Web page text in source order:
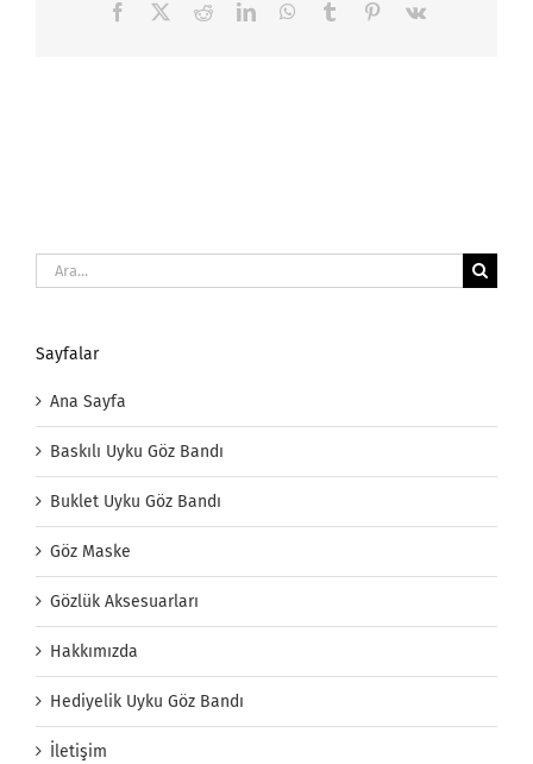
Facebook RedditLinkedInWhatsApp
Tumblr Pinterest
Vk
Ara:
Sayfalar
Ana Sayfa
Baskılı Uyku Göz Bandı
Buklet Uyku Göz Bandı
Göz Maske
Gözlük Aksesuarları
Hakkımızda
Hediyelik Uyku Göz Bandı
İletişim